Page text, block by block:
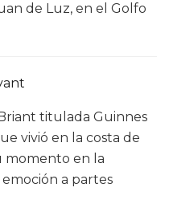
de Luz, en el Golfo
titulada Guinnes
vivió en la costa de
momento en la
a partes